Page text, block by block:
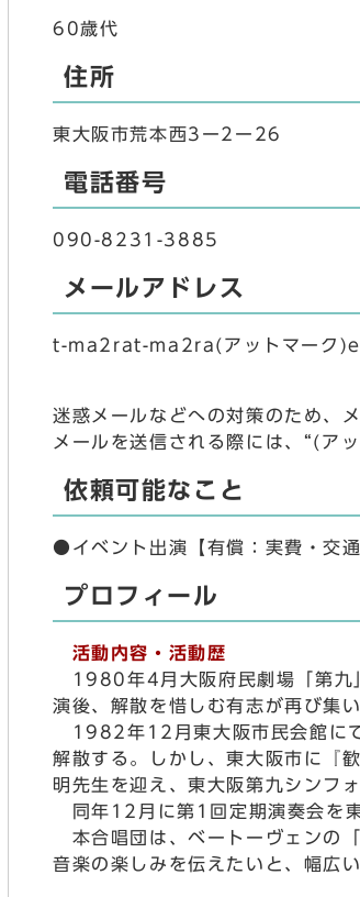
60歳代
住所
東大阪市荒本西3ー2ー26
電話番号
090-8231-3885
メールアドレス
t-ma2rat-ma2ra(アットマーク
迷惑メールなどへの対策のため、
メールを送信される際には、“(ア
依頼可能なこと
●イベント出演【有償：実費・交
プロフィール
活動内容・活動歴
1980年4月大阪府民劇場「第九
演後、解散を惜しむ有志が再び集
1982年12月東大阪市民会館にて
解散する。しかし、東大阪市に『
明先生を迎え、東大阪第九シンフ
同年12月に第1回定期演奏会を東
本合唱団は、ベートーヴェンの
音楽の楽しみを伝えたいと、幅広